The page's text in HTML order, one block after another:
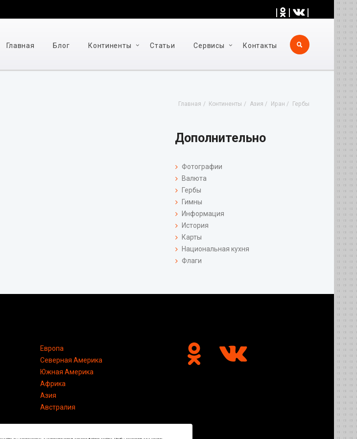
| | |
Главная Блог Континенты Статьи Cервисы Контакты
Главная Континенты Азия Иран Гербы
Дополнительно
Фотографии
Валюта
Гербы
Гимны
Информация
История
Карты
Национальная кухня
Флаги
Европа
Северная Америка
Южная Америка
Африка
Азия
Австралия